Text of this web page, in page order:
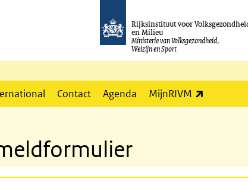
Rijksinstituut voor
en Milieu
Ministerie van Volksgezondheid,
Welzijn en Sport
Contact Agenda MijnRIVM